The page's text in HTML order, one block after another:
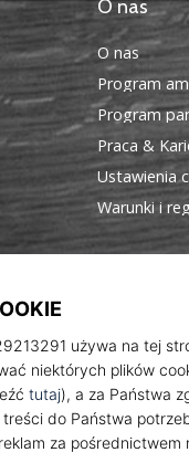
O nas
O nas
Program
Program
Praca &
Ustawienia
Warunki i